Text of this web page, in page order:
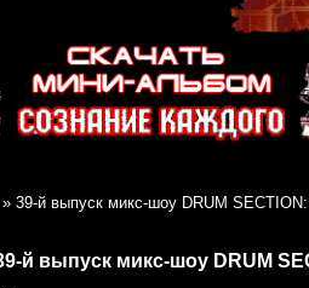
» 39-й выпуск микс-шоу DRUM
й выпуск микс-шоу DRUM